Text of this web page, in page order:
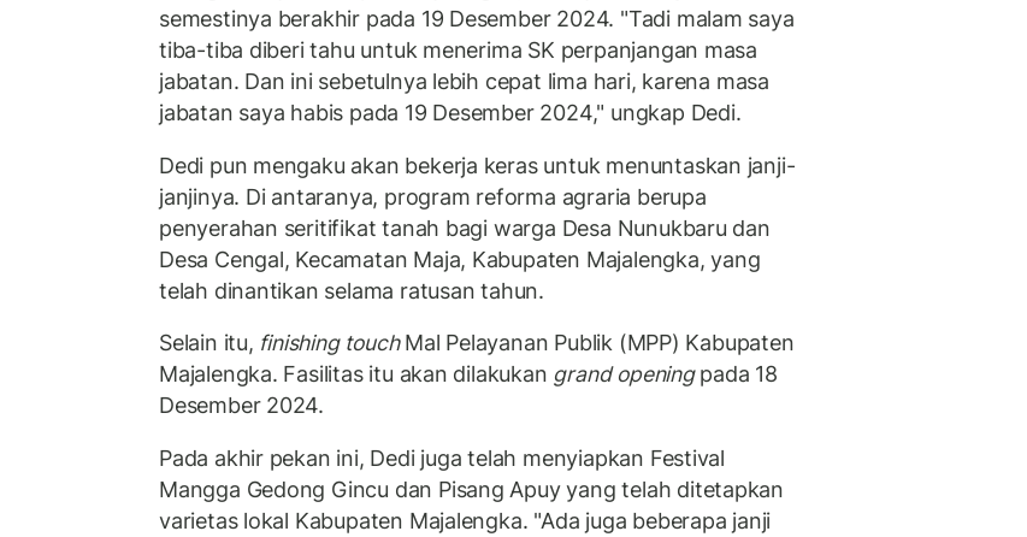
semestinya berakhir pada 19 Desember 2024. "Tadi malam saya
tiba-tiba diberi tahu untuk menerima SK perpanjangan masa
jabatan. Dan ini sebetulnya lebih cepat lima hari, karena masa
jabatan saya habis pada 19 Desember 2024," ungkap Dedi.
Dedi pun mengaku akan bekerja keras untuk menuntaskan janji-
janjinya. Di antaranya, program reforma agraria berupa
penyerahan seritifikat tanah bagi warga Desa Nunukbaru dan
Desa Cengal, Kecamatan Maja, Kabupaten Majalengka, yang
telah dinantikan selama ratusan tahun.
Selain itu, finishing touchMal Pelayanan Publik (MPP) Kabupaten
Majalengka. Fasilitas itu akan dilakukan grand openingpada 18
Desember 2024.
Pada akhir pekan ini, Dedi juga telah menyiapkan Festival
Mangga Gedong Gincu dan Pisang Apuy yang telah ditetapkan
varietas lokal Kabupaten Majalengka. "Ada juga beberapa janji